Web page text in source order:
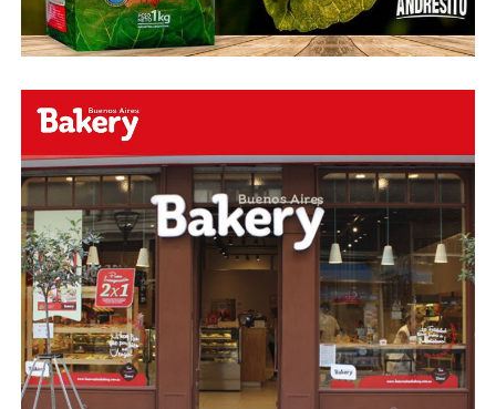
Onlinehttps://www.facebook.com/h2oradioonline